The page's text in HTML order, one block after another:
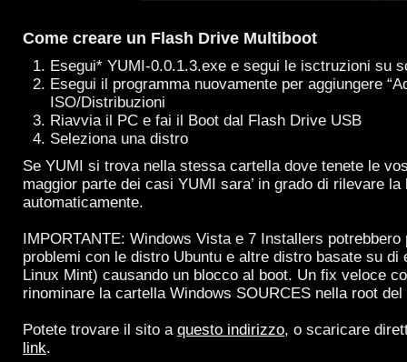
Come creare un Flash Drive Multiboot
Esegui* YUMI-0.0.1.3.exe e segui le isctruzioni su
Esegui il programma nuovamente per aggiungere
ISO/Distribuzioni
Riavvia il PC e fai il Boot dal Flash Drive USB
Seleziona una distro
Se YUMI si trova nella stessa cartella dove tenete le
maggior parte dei casi YUMI sara’ in grado di rilevare la
automaticamente.
IMPORTANTE: Windows Vista e 7 Installers potrebbero
problemi con le distro Ubuntu e altre distro basate su di
Linux Mint) causando un blocco al boot. Un fix veloce
rinominare la cartella Windows SOURCES nella root
Potete trovare il sito a questo indirizzo, o scaricare
link.